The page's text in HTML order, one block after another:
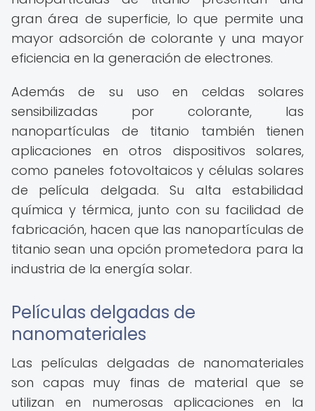
gran área de superficie, lo que permite una
mayor adsorción de colorante y una mayor
eficiencia en la generación de electrones.
Además de su uso en celdas solares
sensibilizadas por colorante, las
nanopartículas de titanio también tienen
aplicaciones en otros dispositivos solares,
como paneles fotovoltaicos y células solares
de película delgada. Su alta estabilidad
química y térmica, junto con su facilidad de
fabricación, hacen que las nanopartículas de
titanio sean una opción prometedora para la
industria de la energía solar.
Películas delgadas de
nanomateriales
Las películas delgadas de nanomateriales
son capas muy finas de material que se
utilizan en numerosas aplicaciones en la